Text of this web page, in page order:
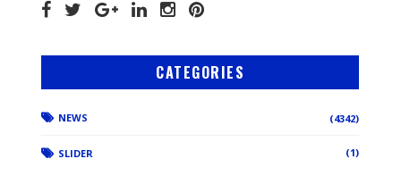
CATEGORIES
NEWS (4342)
SLIDER (1)